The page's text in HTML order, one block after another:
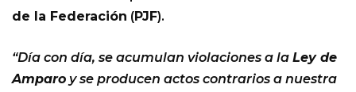
de la Federación (PJF).
“Día con día, se acumulan violaciones a la Ley de
Amparo y se producen actos contrarios a nuestra